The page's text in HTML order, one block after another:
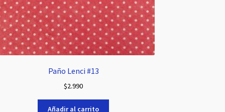
Paño Lenci #13
$2.990
Añadir al carrito